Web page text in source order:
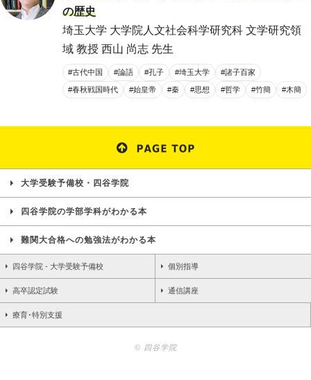
の歴史
埼玉大学 大学院人文社会科学研究科 文学研究領
域 教授 西山 尚志 先生
#古代中国 #論語 #孔子 #埼玉大学 #諸子百家
#春秋戦国時代 #始皇帝 #秦 #思想 #哲学 #竹簡 #木簡
大学受験予備校・四谷学院
四谷学院の学部学科がわかる本
難関大合格への勉強法がわかる本
四谷学院 - 大学受験予備校 個別指導
高卒認定試験 通信講座
療育･特別支援
© 四谷学院